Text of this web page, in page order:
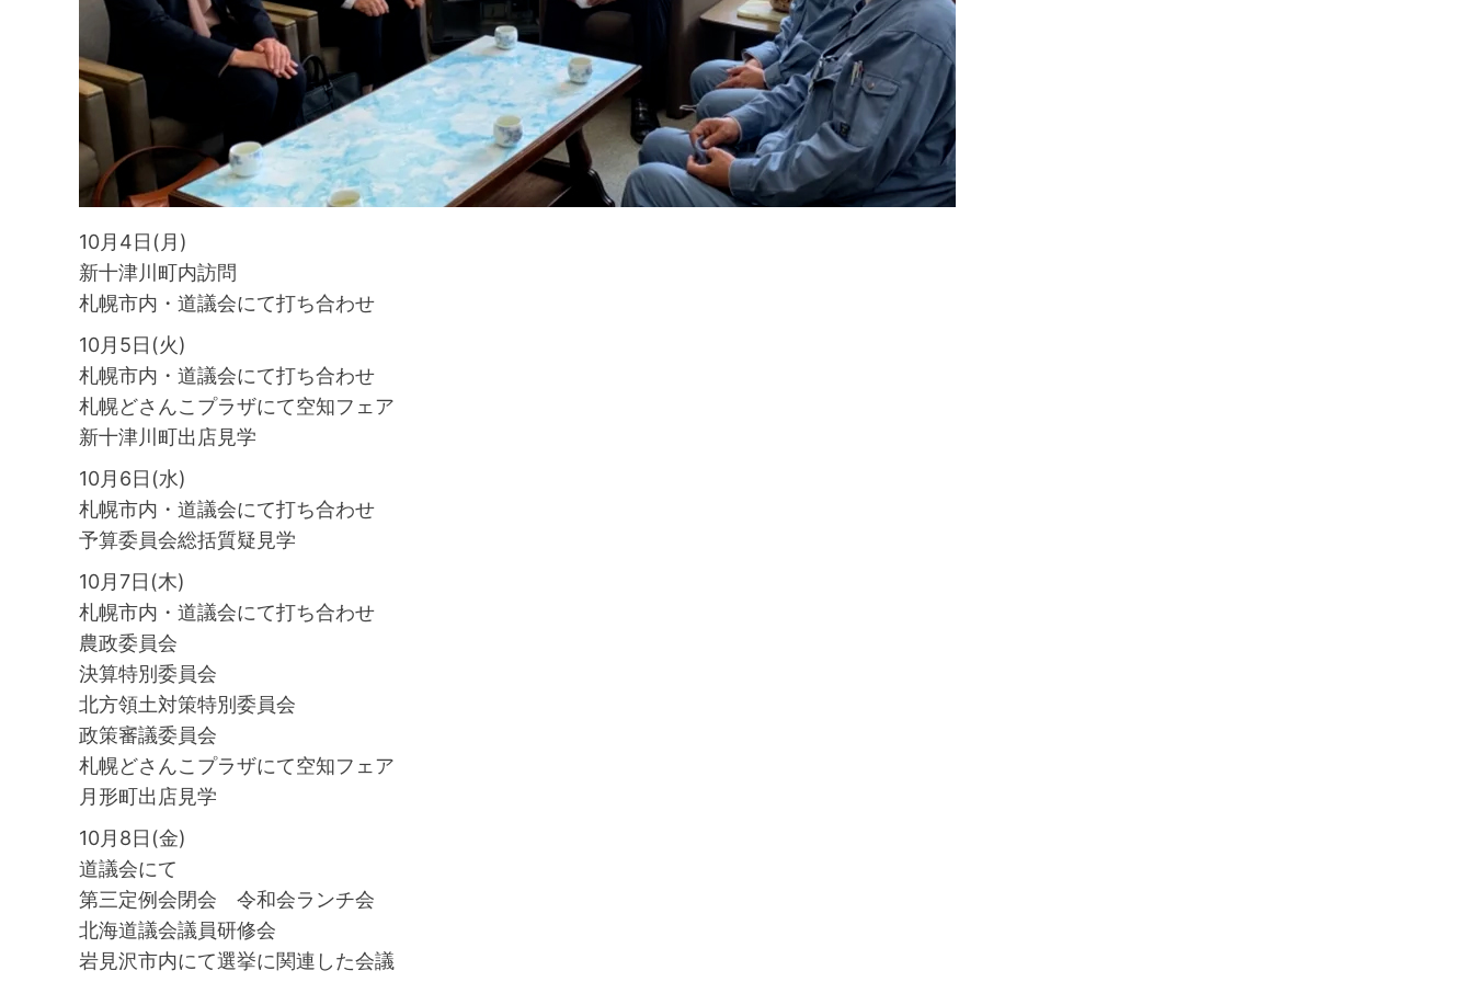
10月4日(月)
新十津川町内訪問
札幌市内・道議会にて打ち合わせ
10月5日(火)
札幌市内・道議会にて打ち合わせ
札幌どさんこプラザにて空知フェア
新十津川町出店見学
10月6日(水)
札幌市内・道議会にて打ち合わせ
予算委員会総括質疑見学
10月7日(木)
札幌市内・道議会にて打ち合わせ
農政委員会
決算特別委員会
北方領土対策特別委員会
政策審議委員会
札幌どさんこプラザにて空知フェア
月形町出店見学
10月8日(金)
道議会にて
第三定例会閉会 令和会ランチ会
北海道議会議員研修会
岩見沢市内にて選挙に関連した会議